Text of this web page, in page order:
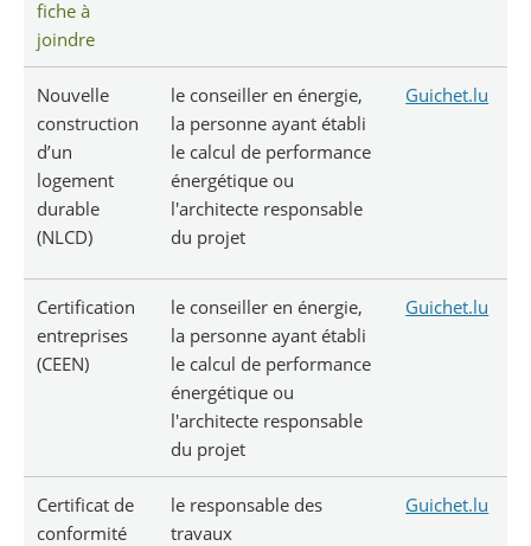
fiche à
joindre
Nouvelle
construction
d’un
logement
durable
(NLCD)
le conseiller en énergie,
la personne ayant établi
le calcul de performance
énergétique ou
l'architecte responsable
du projet
Guichet.lu
Certification
entreprises
(CEEN)
le conseiller en énergie,
la personne ayant établi
le calcul de performance
énergétique ou
l'architecte responsable
du projet
Guichet.lu
Certificat de
conformité
le responsable des
travaux
Guichet.lu